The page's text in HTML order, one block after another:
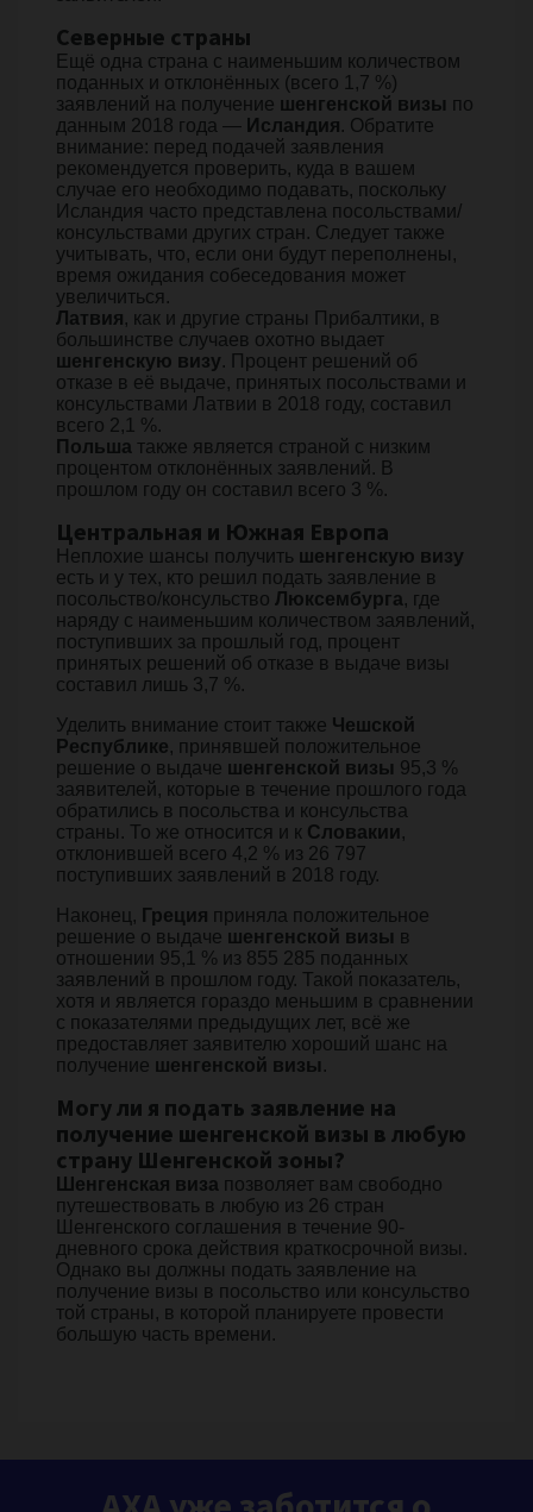
Северные страны
Ещё одна страна с наименьшим количеством
поданных и отклонённых (всего 1,7 %)
заявлений на получение шенгенской визы по
данным 2018 года — Исландия. Обратите
внимание: перед подачей заявления
рекомендуется проверить, куда в вашем
случае его необходимо подавать, поскольку
Исландия часто представлена посольствами/
консульствами других стран. Следует также
учитывать, что, если они будут переполнены,
время ожидания собеседования может
увеличиться.
Латвия, как и другие страны Прибалтики, в
большинстве случаев охотно выдает
шенгенскую визу. Процент решений об
отказе в её выдаче, принятых посольствами и
консульствами Латвии в 2018 году, составил
всего 2,1 %.
Польша также является страной с низким
процентом отклонённых заявлений. В
прошлом году он составил всего 3 %.
Центральная и Южная Европа
Неплохие шансы получить шенгенскую визу
есть и у тех, кто решил подать заявление в
посольство/консульство Люксембурга, где
наряду с наименьшим количеством заявлений,
поступивших за прошлый год, процент
принятых решений об отказе в выдаче визы
составил лишь 3,7 %.
Уделить внимание стоит также Чешской
Республике, принявшей положительное
решение о выдаче шенгенской визы 95,3 %
заявителей, которые в течение прошлого года
обратились в посольства и консульства
страны. То же относится и к Словакии ,
отклонившей всего 4,2 % из 26 797
поступивших заявлений в 2018 году.
Наконец, Греция приняла положительное
решение о выдаче шенгенской визы в
отношении 95,1 % из 855 285 поданных
заявлений в прошлом году. Такой показатель,
хотя и является гораздо меньшим в сравнении
с показателями предыдущих лет, всё же
предоставляет заявителю хороший шанс на
получение шенгенской визы .
Могу ли я подать заявление на
получение шенгенской визы в любую
страну Шенгенской зоны?
Шенгенская виза позволяет вам свободно
путешествовать в любую из 26 стран
Шенгенского соглашения в течение 90-
дневного срока действия краткосрочной визы.
Однако вы должны подать заявление на
получение визы в посольство или консульство
той страны, в которой планируете провести
большую часть времени.